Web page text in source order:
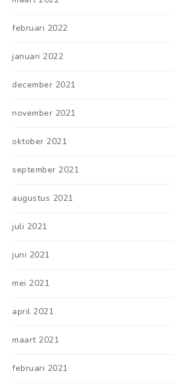
februari 2022
januari 2022
december 2021
november 2021
oktober 2021
september 2021
augustus 2021
juli 2021
juni 2021
mei 2021
april 2021
maart 2021
februari 2021